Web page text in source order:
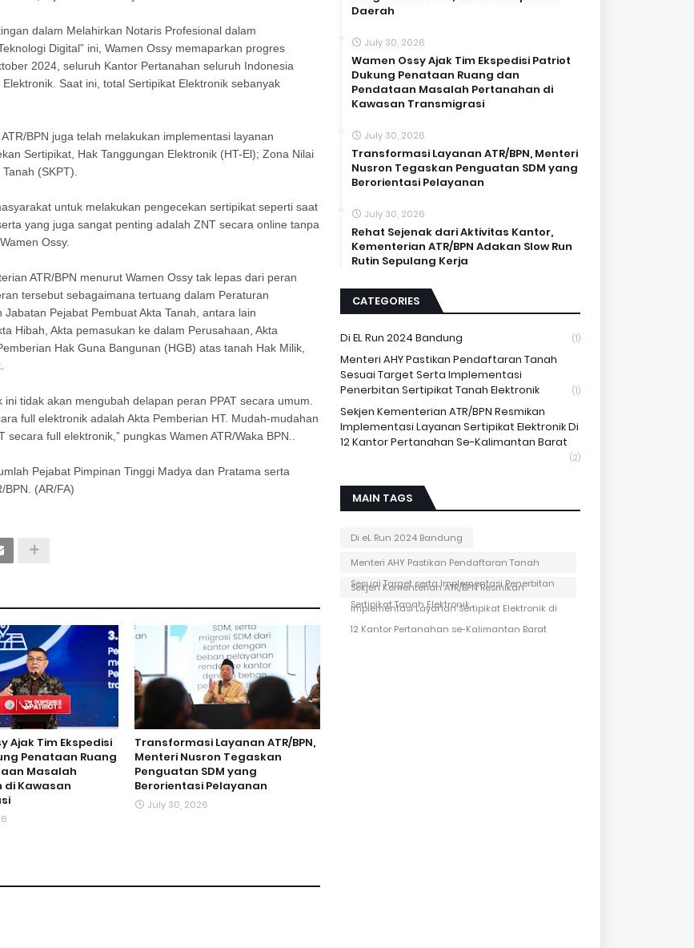
dalam Melahirkan Notaris Profesional dalam
Digital” ini, Wamen Ossy memaparkan progres
2024, seluruh Kantor Pertanahan seluruh Indonesia
Saat ini, total Sertipikat Elektronik sebanyak
BPN juga telah melakukan implementasi layanan
Sertipikat, Hak Tanggungan Elektronik (HT-El); Zona Nilai
(SKPT).
untuk melakukan pengecekan sertipikat seperti saat
yang juga sangat penting adalah ZNT secara online tanpa
Ossy.
ATR/BPN menurut Wamen Ossy tak lepas dari peran
tersebut sebagaimana tertuang dalam Peraturan
Pejabat Pembuat Akta Tanah, antara lain
Hibah, Akta pemasukan ke dalam Perusahaan, Akta
Hak Guna Bangunan (HGB) atas tanah Hak Milik,
tidak akan mengubah delapan peran PPAT secara umum.
full elektronik adalah Akta Pemberian HT. Mudah-mudahan
full elektronik,” pungkas Wamen ATR/Waka BPN..
Pejabat Pimpinan Tinggi Madya dan Pratama serta
BPN. (AR/FA)
Ajak Tim Ekspedisi
Penataan Ruang
Masalah
di Kawasan
Transformasi Layanan ATR/BPN,
Menteri Nusron Tegaskan
Penguatan SDM yang
Berorientasi Pelayanan
July 30, 2026
Daerah
July 30, 2026
Wamen Ossy Ajak Tim Ekspedisi Patriot
Dukung Penataan Ruang dan
Pendataan Masalah Pertanahan di
Kawasan Transmigrasi
July 30, 2026
Transformasi Layanan ATR/BPN, Menteri
Nusron Tegaskan Penguatan SDM yang
Berorientasi Pelayanan
July 30, 2026
Rehat Sejenak dari Aktivitas Kantor,
Kementerian ATR/BPN Adakan Slow Run
Rutin Sepulang Kerja
CATEGORIES
Di EL Run 2024 Bandung (1)
Menteri AHY Pastikan Pendaftaran Tanah
Sesuai Target Serta Implementasi
Penerbitan Sertipikat Tanah Elektronik
(1)
Sekjen Kementerian ATR/BPN Resmikan
Implementasi Layanan Sertipikat Elektronik Di
12 Kantor Pertanahan Se-Kalimantan Barat
(2)
MAIN TAGS
Di eL Run 2024 Bandung
Menteri AHY Pastikan Pendaftaran Tanah
Sesuai Target serta Implementasi Penerbitan
Sertipikat Tanah Elektronik
Sekjen Kementerian ATR/BPN Resmikan
Implementasi Layanan Sertipikat Elektronik di
12 Kantor Pertanahan se-Kalimantan Barat